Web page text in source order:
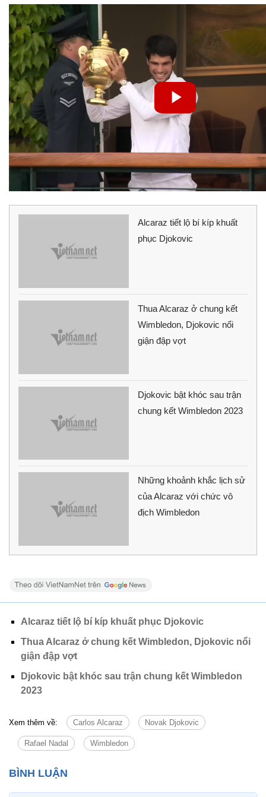
Alcaraz tiết lộ bí kíp khuất
phục Djokovic
Thua Alcaraz ở chung kết
Wimbledon, Djokovic nổi
giận đập vợt
Djokovic bật khóc sau trận
chung kết Wimbledon 2023
Những khoảnh khắc lịch sử
của Alcaraz với chức vô
địch Wimbledon
Alcaraz tiết lộ bí kíp khuất phục Djokovic
Thua Alcaraz ở chung kết Wimbledon, Djokovic nổi
giận đập vợt
Djokovic bật khóc sau trận chung kết Wimbledon
2023
Xem thêm về: Carlos Alcaraz Novak Djokovic
Rafael Nadal Wimbledon